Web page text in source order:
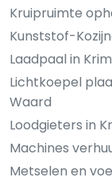
Kruipruimte
Kunststof-
Laadpaal in
Lichtkoepel
Waard
Loodgieters in
Machines
Metselen en